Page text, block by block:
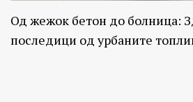
Од жежок бетон до болница:
последици од урбаните